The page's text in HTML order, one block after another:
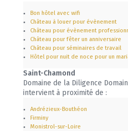
Bon hôtel avec wifi
Château à louer pour évènement
Château pour évènement
Château pour fêter un anniversaire
Château pour séminaires de travail
Hôtel pour nuit de noce pour un
Saint-Chamond
Domaine de la Diligence
intervient à proximité de :
Andrézieux-Bouthéon
Firminy
Monistrol-sur-Loire